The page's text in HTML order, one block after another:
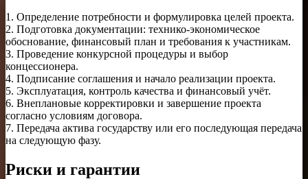
1. Определение потребности и формулировка целей проекта.
2. Подготовка документации: технико-экономическое
обоснование, финансовый план и требования к участникам.
3. Проведение конкурсной процедуры и выбор
концессионера.
4. Подписание соглашения и начало реализации проекта.
5. Эксплуатация, контроль качества и финансовый учёт.
6. Внеплановые корректировки и завершение проекта
согласно условиям договора.
7. Передача актива государству или его последующая передача
на следующую фазу.
Риски и гарантии